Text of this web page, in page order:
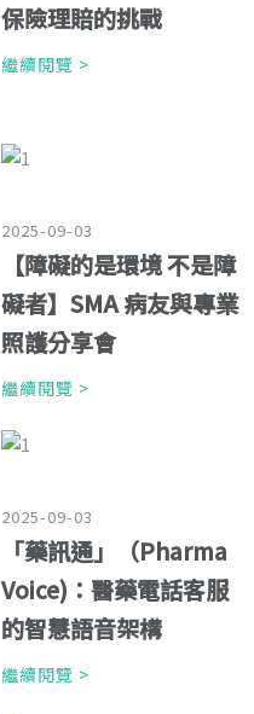
保險理賠的挑戰
繼續閱覽 >
2025-09-03
【障礙的是環境 不是障
礙者】SMA 病友與專業
照護分享會
繼續閱覽 >
2025-09-03
「藥訊通」（Pharma
Voice)：醫藥電話客服
的智慧語音架構
繼續閱覽 >